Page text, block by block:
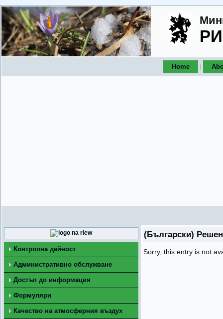
Home
Контролна дейност
Административно обслужване
Достъп до информация
Формуляри
Качество на атмосферния въздух
(Български)
Sorry, this entry is not